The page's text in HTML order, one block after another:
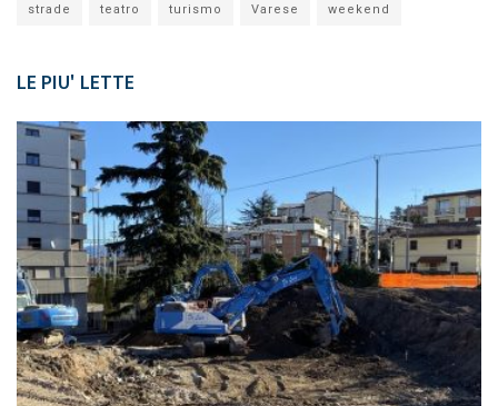
strade teatro turismo Varese weekend
LE PIU' LETTE